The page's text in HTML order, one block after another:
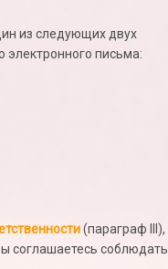
из следующих двух
электронного письма:
(параграф III),
соглашаетесь соблюдать